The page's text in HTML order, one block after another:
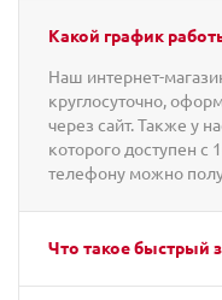
Какой график
Наш интернет-
круглосуточно,
через сайт. Также у
которого доступен с
телефону можно
Что такое быстрый